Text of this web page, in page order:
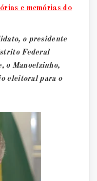
e memórias do
o presidente
Federal
o Manoelzinho,
eleitoral para o